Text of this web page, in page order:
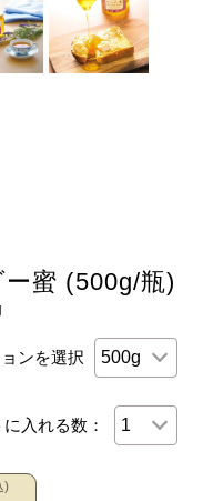
蜜 (500g/瓶)
ンを選択
に入れる数：
)